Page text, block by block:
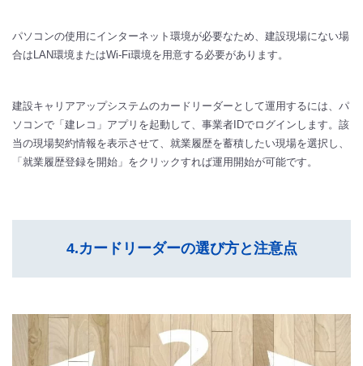
パソコンの使用にインターネット環境が必要なため、建設現場にない場
合はLAN環境またはWi-Fi環境を用意する必要があります。
建設キャリアアップシステムのカードリーダーとして運用するには、パ
ソコンで「建レコ」アプリを起動して、事業者IDでログインします。該
当の現場契約情報を表示させて、就業履歴を蓄積したい現場を選択し、
「就業履歴登録を開始」をクリックすれば運用開始が可能です。
4.カードリーダーの選び方と注意点